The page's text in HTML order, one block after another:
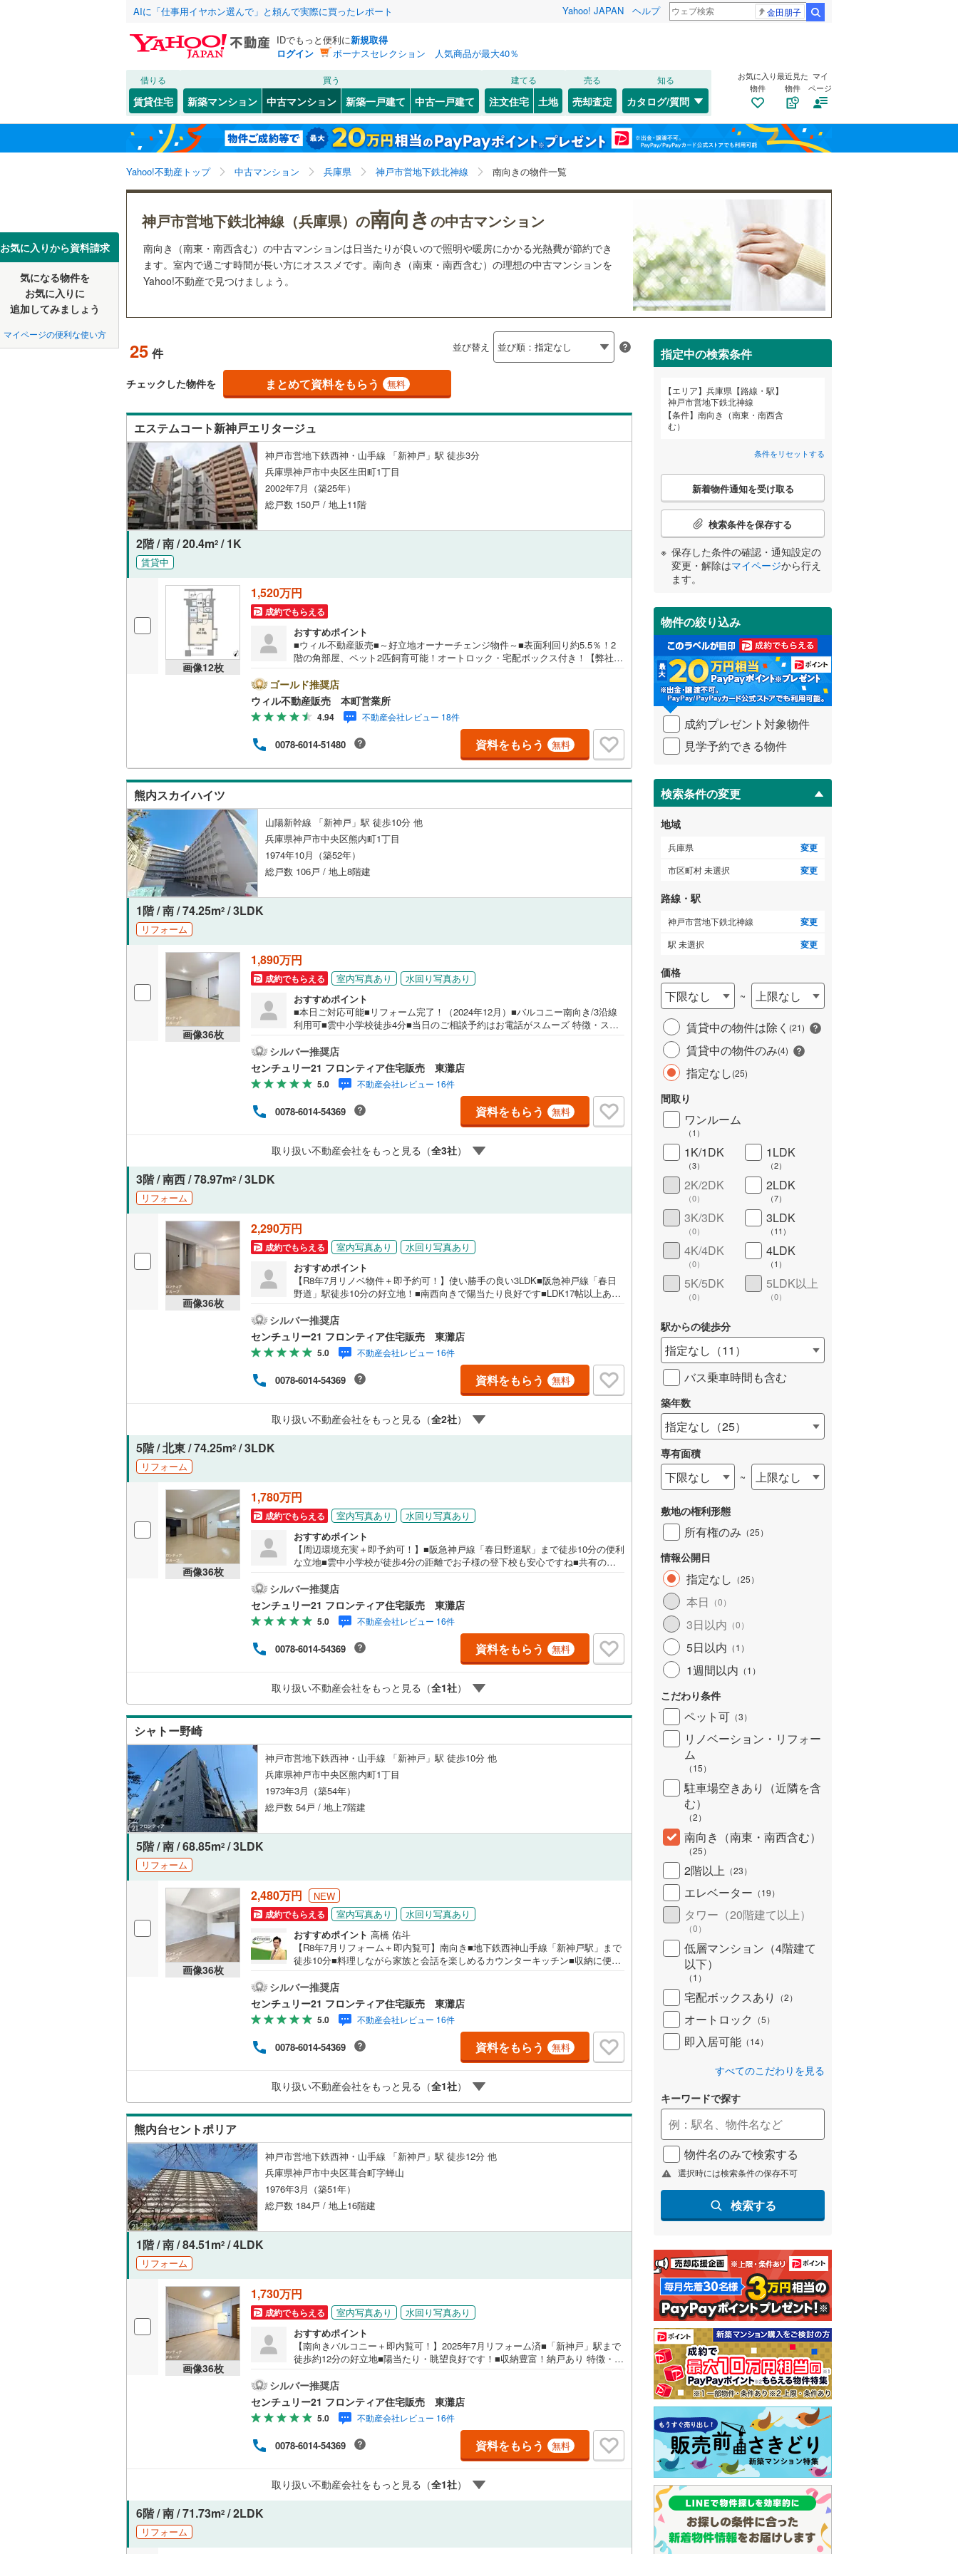
AIに「仕事用イヤホン選んで」と頼んで実際に買ったレポート Yahoo! JAPAN ヘルプ 金田朋子
IDでもっと便利に新規取得
ログイン
ボーナスセレクション 人気商品が最大40％
借りる
賃貸住宅
買う
新築マンション 中古マンション 新築一戸建て 中古一戸建て
建てる
注文住宅 土地
売る
売却査定
知る
カタログ/質問
お気に入り
物件
最近見た
物件
マイ
ページ
Yahoo!不動産トップ 中古マンション 兵庫県 神戸市営地下鉄北神線 南向きの物件一覧
お気に入りから資料請求
気になる物件を
お気に入りに
追加してみましょう
マイページの便利な使い方
神戸市営地下鉄北神線（兵庫県）の南向きの中古マンション
南向き（南東・南西含む）の中古マンションは日当たりが良いので照明や暖房にかかる光熱費が節約でき
ます。室内で過ごす時間が長い方にオススメです。南向き（南東・南西含む）の理想の中古マンションを
Yahoo!不動産で見つけましょう。
25 件 並び替え
チェックした物件を まとめて資料をもらう 無料
エステムコート新神戸エリタージュ
神戸市営地下鉄西神・山手線 「新神戸」駅 徒歩3分
兵庫県神戸市中央区生田町1丁目
2002年7月（築25年）
総戸数 150戸 / 地上11階
2階 / 南 / 20.4m2 / 1K
賃貸中
画像12枚
1,520万円
成約でもらえる
おすすめポイント
■ウィル不動産販売■～好立地オーナーチェンジ物件～■表面利回り約5.5％！2
階の角部屋、ペット2匹飼育可能！オートロック・宅配ボックス付き！【弊社の
内致しますので、担当者のお声がけください。■キッズスペースもございますの
で、小さなお子様がいらっしゃるご家庭もお気軽のご来場ください！ ＝＝＝＝
＝＝＝＝＝＝＝＝＝＝＝＝＝＝＝＝＝＝＝＝＝＝＝＝＝＝【営業時間 10:00～1
9:00】（定休日なし）火曜日・水曜日も営業しております。 上記時間はお電話
が繋がりやすくなっております。ぜひお気軽にご連絡下さい！現地を見学され
る場合は「室内・現地を見学する（無料）」ボタンよりご希望の日時をご記入
いただけますとスムーズにご案内が可能です。＝＝＝＝＝＝＝＝＝＝＝＝＝＝
＝＝＝＝＝＝＝＝＝＝＝＝＝＝＝＝■リフォーム担当、ローン担当が居ますの
で、何でも気軽にご相談いただけます！
ゴールド推奨店
ウィル不動産販売 本町営業所
4.94 不動産会社レビュー 18件
0078-6014-51480 資料をもらう 無料
熊内スカイハイツ
山陽新幹線 「新神戸」駅 徒歩10分 他
兵庫県神戸市中央区熊内町1丁目
1974年10月（築52年）
総戸数 106戸 / 地上8階建
1階 / 南 / 74.25m2 / 3LDK
リフォーム
画像36枚
1,890万円
成約でもらえる 室内写真あり
水回り写真あり
おすすめポイント
■本日ご対応可能■リフォーム完了！（2024年12月）■バルコニー南向き/3沿線
利用可■雲中小学校徒歩4分■当日のご相談予約はお電話がスムーズ 特徴・スー
ーム内容・水回り一式交換・クロス全部屋張替え・床（CF・フロアタイル・L-4
5）・ハウスクリーニング 立地・神戸市立雲中小学校まで徒歩約4分（約300
m）・神戸市立葺合中学校まで徒歩約3分（約180m） 弊社について・センチュ
リー21グループ売上販売・契約件数 全国1位の実績（2023年時点・全国991店舗
中）・リフォームなどのご相談承ります！（カーポートの設置、間取りの一部
変更などご提案可能 ）・365日営業中！お客様のご都合に合わせてご案内 →現
地/物件見学（約30分～）→ご希望条件のご相談（約30分～）→資金計画やロー
さい！
シルバー推奨店
センチュリー21 フロンティア住宅販売 東灘店
5.0 不動産会社レビュー 16件
0078-6014-54369 資料をもらう 無料
取り扱い不動産会社をもっと見る（全3社）
3階 / 南西 / 78.97m2 / 3LDK
リフォーム
画像36枚
2,290万円
成約でもらえる 室内写真あり
水回り写真あり
おすすめポイント
【R8年7月リノベ物件＋即予約可！】使い勝手の良い3LDK■阪急神戸線「春日
野道」駅徒歩10分の好立地！■南西向きで陽当たり良好です■LDK17帖以上あ
アクセス良好・小中学校徒歩6分以内で、お子様の通学にも安心です・全居室に
収納がありお部屋がスッキリ片付きます・周辺には商業施設が多く、生活至便
な立地です リフォーム内容・キッチン/ユニットバス/洗面化粧台/トイレ/配管/
建具新規交換・クロス全室/床新規貼替・ハウスクリーニング など 立地・雲中
小学校まで徒歩約6分・葺合中学校まで徒歩約4分 弊社が選ばれる理由 1.お金の
扱い方のプロ、ファイナンシャルプランナーが資金計画をサポート！2.買い替
えなどにも対応できる売却専門チームあり！3.たくさんの銀行と繋がりがある
たお家のリフォームも弊社のリフォームプランナーがご提案！
シルバー推奨店
センチュリー21 フロンティア住宅販売 東灘店
5.0 不動産会社レビュー 16件
0078-6014-54369 資料をもらう 無料
取り扱い不動産会社をもっと見る（全2社）
5階 / 北東 / 74.25m2 / 3LDK
リフォーム
画像36枚
1,780万円
成約でもらえる 室内写真あり
水回り写真あり
おすすめポイント
【周辺環境充実＋即予約可！】■阪急神戸線「春日野道駅」まで徒歩10分の便利
な立地■雲中小学校が徒歩4分の距離でお子様の登下校も安心ですね■共有の干
と生活ができますね・閑静な住宅街で落ち着いた住環境・トランクルームがあ
り荷物でお部屋を圧迫しません リフォーム履歴（H28）・新調:システムキッチ
ン/浴室ユニットバス/洗面化粧台/洗濯パン/給湯器・貼替:床/全面クロス/網戸 立
地・雲中小学校まで徒歩約4分・葺合中学校まで徒歩約3分 弊社が選ばれる理由
1.お金の扱い方のプロ、ファイナンシャルプランナーが資金計画をサポート！2.
買い替えなどにも対応できる売却専門チームあり！3.たくさんの銀行と繋がり
があるため、最も低金利になるように審査が可能！4.物件のお引渡し後に必要
にご連絡を繋ぎ、有事の際に迅速にサポートいたしますお気軽にお問合せくだ
さい！
シルバー推奨店
センチュリー21 フロンティア住宅販売 東灘店
5.0 不動産会社レビュー 16件
0078-6014-54369 資料をもらう 無料
取り扱い不動産会社をもっと見る（全1社）
シャトー野崎
神戸市営地下鉄西神・山手線 「新神戸」駅 徒歩10分 他
兵庫県神戸市中央区熊内町1丁目
1973年3月（築54年）
総戸数 54戸 / 地上7階建
5階 / 南 / 68.85m2 / 3LDK
リフォーム
画像36枚
2,480万円 NEW
成約でもらえる 室内写真あり
水回り写真あり
おすすめポイント 高橋 佑斗
【R8年7月リフォーム＋即内覧可】南向き■地下鉄西神山手線「新神戸駅」まで
徒歩10分■料理しながら家族と会話を楽しめるカウンターキッチン■収納に便利
8サイズへサイズアップ・常駐管理のため管理体制が良好なマンション・専有面
積68.85m2のゆとりある居住空間 リフォーム内容・システムキッチン新調・ユ
ニットバス新調・洗面化粧台新調・トイレ交換・建具、クロス、床材、給排水
設備一新 立地・神戸市立雲中小学校まで徒歩約8分・神戸市立葺合中学校まで
徒歩約3分 弊社が選ばれる理由 1.お金の扱い方のプロ、ファイナンシャルプラ
ンナーが資金計画をサポート！2.買い替えなどにも対応できる売却専門チーム
あり！3.たくさんの銀行と繋がりがあるため、最も低金利になるように審査が
すお気軽にお問合せください！
シルバー推奨店
センチュリー21 フロンティア住宅販売 東灘店
5.0 不動産会社レビュー 16件
0078-6014-54369 資料をもらう 無料
取り扱い不動産会社をもっと見る（全1社）
熊内台セントポリア
神戸市営地下鉄西神・山手線 「新神戸」駅 徒歩12分 他
兵庫県神戸市中央区葺合町字蝉山
1976年3月（築51年）
総戸数 184戸 / 地上16階建
1階 / 南 / 84.51m2 / 4LDK
リフォーム
画像36枚
1,730万円
成約でもらえる 室内写真あり
水回り写真あり
おすすめポイント
【南向きバルコニー＋即内覧可！】2025年7月リフォーム済■「新神戸」駅まで
徒歩約12分の好立地■陽当たり・眺望良好です！■収納豊富！納戸あり 特徴・L
安心・スーパー・コンビニが徒歩圏内にありお買物に便利 リフォーム内容・キ
ッチン新調・洗濯パン新調・建具交換・クロス・畳・襖・障子張替え 他 立
地・神戸市立雲中小学校まで徒歩約11分・神戸市立葺合中学校まで徒歩約9分
弊社が選ばれる理由 1.お金の扱い方のプロ、ファイナンシャルプランナーが資
金計画をサポート！2.買い替えなどにも対応できる売却専門チームあり！3.たく
さんの銀行と繋がりがあるため、最も低金利になるように審査が可能！4.物件
のお引渡し後に必要になったお家のリフォームも弊社のリフォームプランナー
社は専門家同士が連携をとっているため、より多くの知見がございます。
シルバー推奨店
センチュリー21 フロンティア住宅販売 東灘店
5.0 不動産会社レビュー 16件
0078-6014-54369 資料をもらう 無料
取り扱い不動産会社をもっと見る（全1社）
6階 / 南 / 71.73m2 / 2LDK
リフォーム
指定中の検索条件
エリア
兵庫県【路線・駅】
神戸市営地下鉄北神線
条件
南向き（南東・南西含
む）
条件をリセットする
こ
検
条
件
受
け
取
る
・
条
件
を
イ
ペ
ジ
に
保
存
す
る
新着物件通知を受け取る
検索条件を保存する
保存した条件の確認・通知設定の
変更・解除はマイページから行え
ます。
物件の絞り込み
成約プレゼント対象物件
見学予約できる物件
検索条件の変更
地域
兵庫県 変更
市区町村 未選択 変更
路線・駅
神戸市営地下鉄北神線 変更
駅 未選択 変更
価格
下限なし ~
上限なし
賃貸中の物件は除く (21)
賃貸中の物件のみ(4)
指定なし(25)
間取り
ワンルーム
（1 ）
1K/1DK
（3）
1LDK
（2）
2K/2DK
（0）
2LDK
（7）
3K/3DK
（0）
3LDK
（11 ）
4K/4DK
（0）
4LDK
（1 ）
5K/5DK
（0）
5LDK以上
（0）
駅からの徒歩分
指定なし （11 ）
バス乗車時間も含む
築年数
指定なし （25）
専有面積
下限なし ~ 上限なし
敷地の権利形態
所有権のみ （25）
情報公開日
指定なし （25）
本日 （0）
3日以内 （0）
5日以内 （1 ）
1週間以内 （1 ）
こだわり条件
ペット可 （3）
リノベーション・リフォー
ム
（15）
駐車場空きあり（近隣を含
む）
（2）
南向き（南東・南西含む）
（25）
2階以上 （23）
エレベーター （19）
タワー（20階建て以上）
（0）
低層マンション（4階建て
以下）
（1 ）
宅配ボックスあり （2）
オートロック （5）
即入居可能 （14）
すべてのこだわりを見る
キーワードで探す
物件名のみで検索する
選択時には検索条件の保存不可
検索する
北海道 北海道
東北 青森 岩手 宮城 秋田 山形 福島
関東 東京 神奈川 埼玉 千葉 茨城
富山
東海 愛知 岐阜 静岡 三重
近畿 大阪 和歌山
中国 鳥取 島根 岡山 広島 山口
高知
福岡 佐賀 長崎 鹿児島
該当物件0件 この条件で検索する 条件をリセットする
神戸市 東灘区(107) 灘区(59) 兵庫区(42)
長田区(16) 須磨区(73) 垂水区(101)
北区( 20) 中央区(111)
兵庫県のそのほ
姫路市(110) 尼崎市(102)
西宮市(235) 洲本市(0) 芦屋市(81)
伊丹市( 68) 相生市(0) 豊岡市(0)
西脇市(0)
小野市(0) 三田市(16)
加西市(0)
朝来市(1)
淡路市(1 加東市
たつの市 (0) 川辺郡猪名川町
加古郡稲美町(1 神崎郡市川町(0)
揖保郡太子町(0)
美方郡香美町(0)
該当物件0件 この条件で検索する 条件をリセットする
該当物件0件 条件をリセットする
JR 東海道本線（JR西日本）(482) 福知山線(183) 山陽本線（JR西日本）(
)
加古川線(13) 播但線(79) 姫新線(75)
赤穂線(2) 山陰本線(0) 東西線(21)
山陽新幹線
(112)
神戸市営地下鉄西神・山手線( 259)
私鉄・その他 阪急神戸本線(416) 阪急今津線(224) 阪急伊丹線 (94
阪急甲陽線 ( 91 阪急宝塚本線( 118) 阪神本線(440 )
能勢電鉄妙見線(
山陽電鉄本線 ( 342) 山陽電鉄網干線(31)
神戸高速線（東西線） ( 119)
59)
神戸市営地下鉄北神線
北条鉄道 (0)
該当物件0件 この条件で検索する 条件をリセットする
(1)
該当物件0件 条件をリセットする
こだわり条件 リフォーム、リノベーション
リノベーション・リフォーム
（15）
築古・築30年以上（19）
共用設備
）
トランクルーム
3 ） エレベーター（ バイク置き場 7）
駐車場空きあり（近隣を含む）
（2
オートロック（5） 防犯カメラ（0 ）
管理・管理規約
24時間有人管理（2）
配置、向き、建ち方、日当たり
2階以上（23）
階下に住戸なし （0） メゾネット
構造・規模・施工・品質・工法関連
制震構造（0）
低層マンション（4階建て以
下）（1）
立地
最寄りの駅が始発駅 小学校まで1km以内
共用施設
コンシェルジュサービス ゲストルーム（ 0 ）
設備
床暖房（ 0） オール電化（ 0）
ＴＶモニタ付インターホン
間取り、居室全体
バリアフリー住宅（10）
LD
リビングダイニング15畳以上
キッチン
独立型キッチン（0） 対面キッチン
浴室
浴室乾燥機あり
バルコニー、庭
ルーフバルコニー（ 専用庭（0） ワイドバルコニー
収納
ウォークインクローゼット
販売、価格、契約、入居関連など
即入居可能（14）
オンライン対応
オンライン内見(相談)可
オンライン対応とは？
該当物件0件 条件をリセットする
検索条件を保存しました
この検索条件の新着物件通知は、 マイページから設定できます。
保存した条件を見る
兵庫県、神戸市営地下鉄北神線、南向き（南東・南西含
む）
検索条件を保存する
閉じる お気に入りリストを見る
閉じる
閉じる お気に入りリストを見る
閉じる